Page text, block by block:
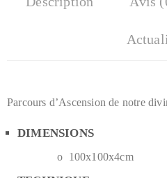
Parcours d’Ascension de notre
DIMENSIONS
o 100x100x4cm